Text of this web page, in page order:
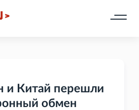
и Китай перешли
обмен